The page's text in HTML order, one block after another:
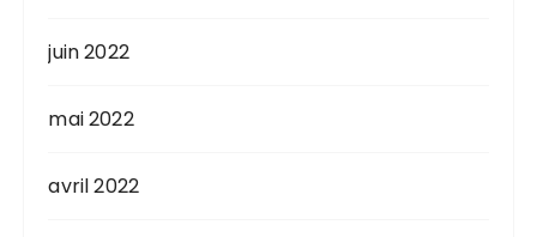
juin 2022
mai 2022
avril 2022